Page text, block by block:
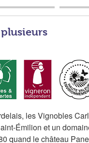
les Vignobles
Émilion et un
quand le château